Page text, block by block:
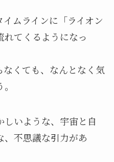
ムラインに「ライオン
てくるようになっ
くても、なんとなく気
いような、宇宙と自
、不思議な引力があ